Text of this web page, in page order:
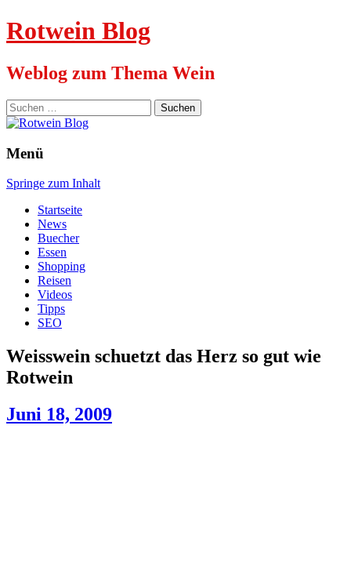
Rotwein Blog
Weblog zum Thema Wein
Suchen
nach:
Menü
Springe zum Inhalt
Startseite
News
Buecher
Essen
Shopping
Reisen
Videos
Tipps
SEO
Weisswein schuetzt das Herz so gut wie
Rotwein
Juni 18, 2009